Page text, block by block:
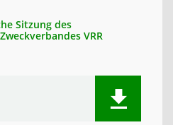
Sitzung des
VRR